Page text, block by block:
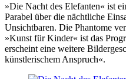
»Die Nacht des Elefanten« ist
Parabel über die nächtliche
Unsichtbaren. Die Phantome
»Kunst für Kinder« ist das
erscheint eine weitere
künstlerischem Anspruch«.